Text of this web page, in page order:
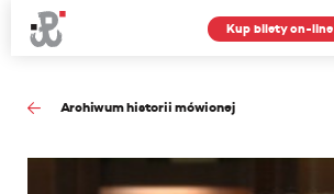
Kup bilety on-line
Archiwum historii mówionej